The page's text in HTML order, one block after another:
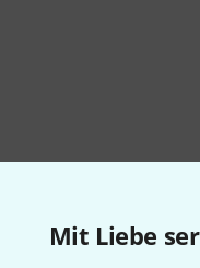
Mit Liebe